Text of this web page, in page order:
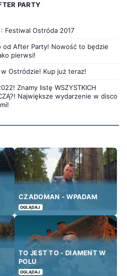
PARTY
Festiwal Ostróda 2017
od After Party! Nowość to będzie
pierwsi!
Ostródzie! Kup już teraz!
Znamy listę WSZYSTKICH
Największe wydarzenie w disco
CZADOMAN - WPADAM
OGLĄDAJ
TO JEST TO - DIAMENT W
POLU
OGLĄDAJ